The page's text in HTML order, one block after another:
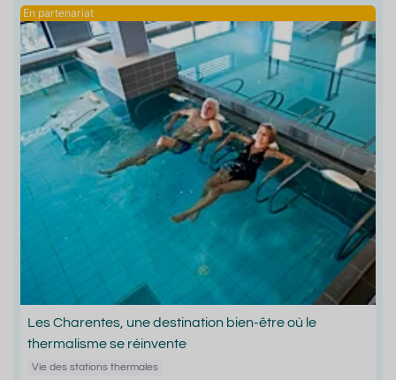
Les Charentes, une destination bien-être où le
thermalisme se réinvente
Vie des stations thermales